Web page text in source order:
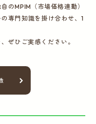
のMPIM（市場価格連動）
専門知識を掛け合わせ、1
ぜひご実感ください。